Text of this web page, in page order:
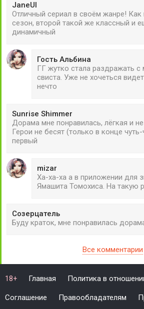
JaneUl
Отличный сериал в своём жанре! Как
сезон, второй такой же классный и
динамичный
Гость Альбина
ГГ жутко стала раздражать с
свиста. Уже не хочеться
нечто
Sunrise Shimmer
Дорама мне понравилась, лёгкая и
Герои не бесят (только в конце чуть-
первый
mizar
Ха-ха-ха а в приложении для
Ямашита Томохиса. На такую
Созерцатель
Буду краток, мне понравилась
Все комментарии
18+ Главная Политика в
Соглашение Правообладателям